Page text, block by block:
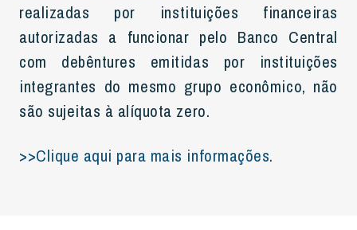
realizadas por instituições financeiras
autorizadas a funcionar pelo Banco Central
com debêntures emitidas por instituições
integrantes do mesmo grupo econômico, não
são sujeitas à alíquota zero.
>>Clique aqui para mais informações.